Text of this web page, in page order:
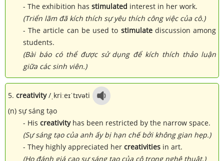
- The exhibition has stimulated interest in her work.
(Triển lãm đã kích thích sự yêu thích công việc của cô.)
- The article can be used to stimulatediscussion among
students.
(Bài báo có thể được sử dụng để kích thích thảo luận
giữa các sinh viên.)
5. creativity/ˌkriːeɪˈtɪvəti
(n) sự sáng tạo
- His creativity has been restricted by the narrow space.
(Sự sáng tạo của anh ấy bị hạn chế bởi không gian hẹp.)
- They highly appreciated her creativities in art.
(Họ đánh giá cao sự sáng tạo của cô trong nghệ thuật.)